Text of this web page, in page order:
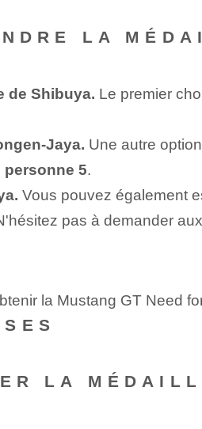
LA
de Shibuya. Le premier
Jaya. Une autre
personne 5.
Vous pouvez également
pas à demander
la Mustang GT Need
LA